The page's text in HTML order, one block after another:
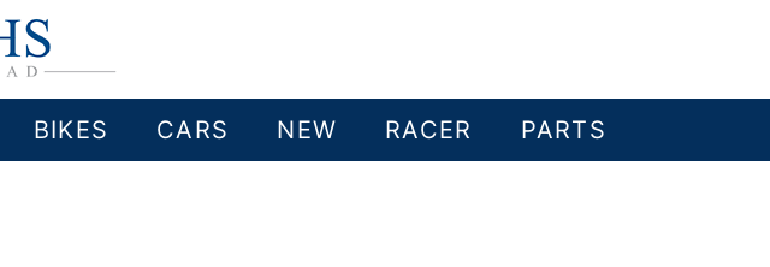
BIKES CARS NEW RACER PARTS